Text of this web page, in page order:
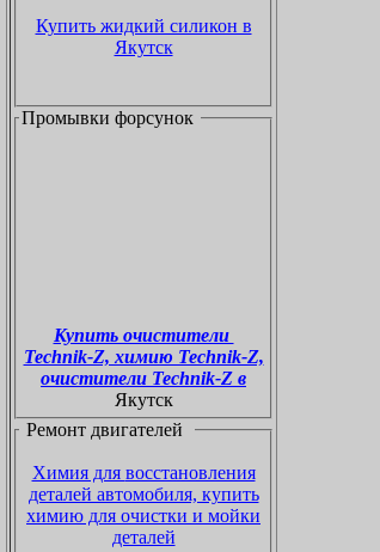
Купить жидкий силикон в
Якутск
Промывки форсунок
Купить очистители
Technik-Z, химию Technik-Z,
очистители Technik-Z в
Якутск
Ремонт двигателей
Химия для восстановления
деталей автомобиля, купить
химию для очистки и мойки
деталей